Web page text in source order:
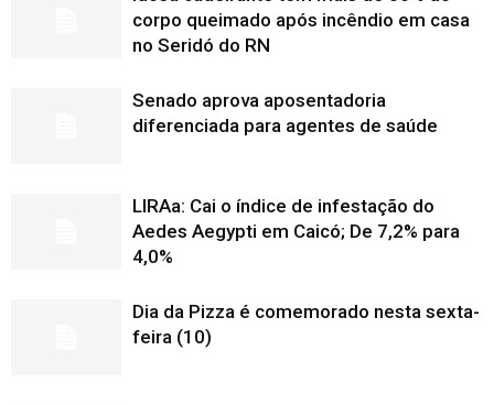
corpo queimado após incêndio em casa
no Seridó do RN
Senado aprova aposentadoria
diferenciada para agentes de saúde
LIRAa: Cai o índice de infestação do
Aedes Aegypti em Caicó; De 7,2% para
4,0%
Dia da Pizza é comemorado nesta sexta-
feira (10)